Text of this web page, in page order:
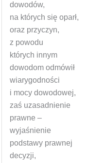
dowodów,
na których się oparł,
oraz przyczyn,
z powodu
których innym
dowodom odmówił
wiarygodności
i mocy dowodowej,
zaś uzasadnienie
prawne –
wyjaśnienie
podstawy prawnej
decyzji,